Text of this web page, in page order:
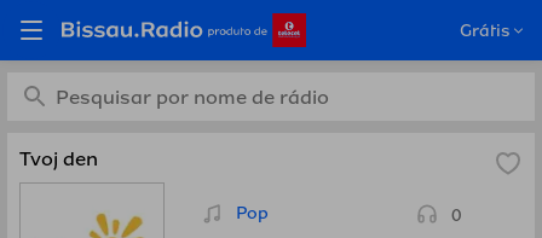
Grátis
Ouça Tvoj den, Rússia em
Bissau.Radio
Tvoj den
Pop
0